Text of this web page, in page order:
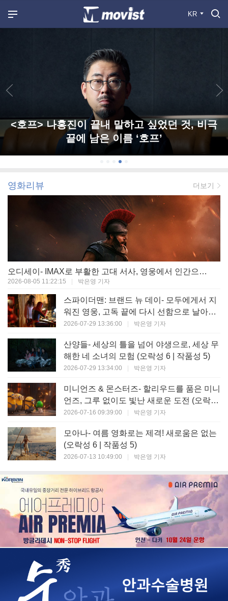
KR
<호프> 나홍진이 끝내 말하고 싶었던 것, 비극
끝에 남은 이름 ‘호프’
영화리뷰 더보기
오디세이- IMAX로 부활한 고대 서사, 영웅에서 인간으로의 귀환 (오락성 9 | 작품성 9)
2026-08-05 11:22:15 박은영 기자
스파이더맨: 브랜드 뉴 데이- 모두에게서 지
워진 영웅, 고독 끝에 다시 선함으로 날아오
르다 (오락성 8 | 작품성 8)
2026-07-29 13:36:00 박은영 기자
산양들- 세상의 틀을 넘어 야생으로, 세상 무
해한 네 소녀의 모험 (오락성 6 | 작품성 5)
2026-07-29 13:34:00 박은영 기자
미니언즈 & 몬스터즈- 할리우드를 품은 미니
언즈, 그루 없이도 빛난 새로운 도전 (오락성
7 | 작품성 6)
2026-07-16 09:39:00 박은영 기자
모아나- 여름 영화로는 제격! 새로움은 없는
(오락성 6 | 작품성 5)
2026-07-13 10:49:00 박은영 기자